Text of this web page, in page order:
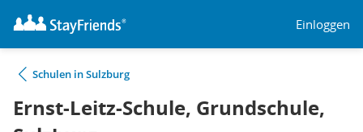
Einloggen
Schulen in Sulzburg
Ernst-Leitz-Schule, Grundschule,